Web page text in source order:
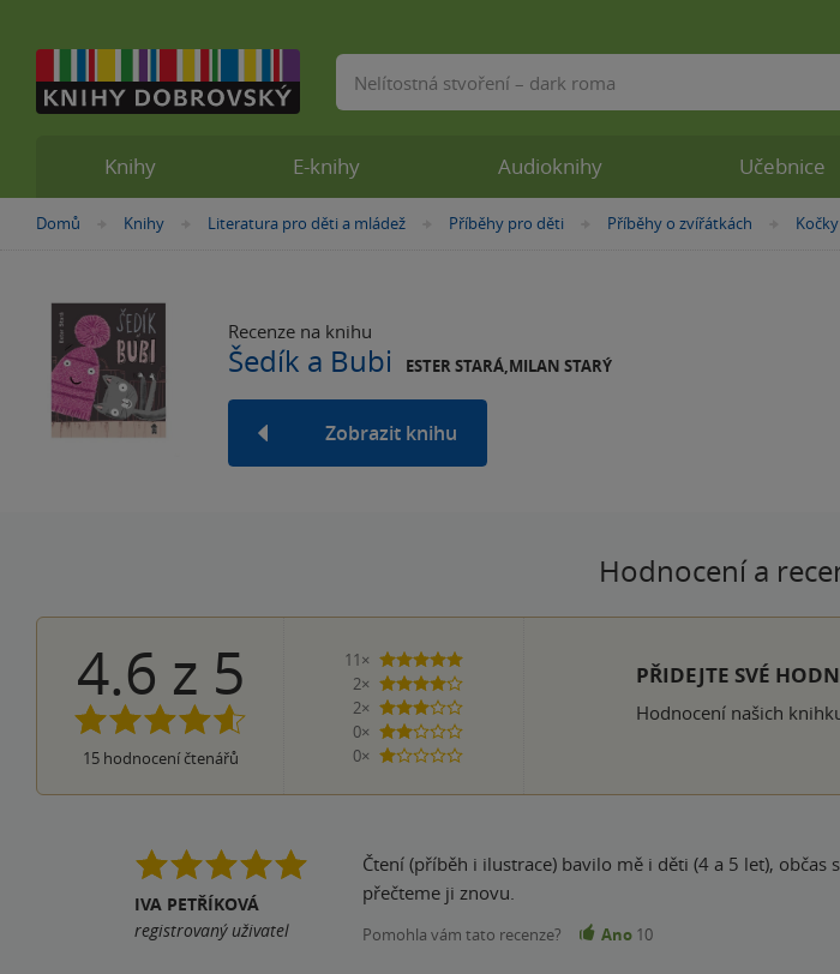
Nacházíte
Domů »
Knihy »
Literatura pro děti a mládež »Příběhy pro děti »Příběhy o zvířátkách »
Kočky
Recenze na knihu
Šedík a Bubi ESTER STARÁ,MILAN STARÝ
Zobrazit knihu
Hodnocení a
4.6 z 5
15hodnocení čtenářů
11×
5 hvězdiček
2×
4 hvězdičky
2×
3 hvězdičky
0×
2 hvězdičky
0×
1 hvezdička
PŘIDEJTE SVÉ
Hodnocení našich
IVA PETŘÍKOVÁ
registrovaný uživatel
Čtení (příběh i ilustrace) bavilo mě i děti (4 a 5 let), občas se od posluchačů ozval i hlasitý smích. Prý se ke knize brzy
přečteme ji znovu.
Pomohla vám tato recenze? Ano 10
Knihy E-knihy Audioknihy Učebnice
Vyhledávání